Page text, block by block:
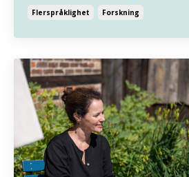
Flerspråklighet Forskning